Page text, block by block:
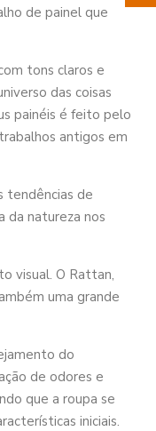
de painel que
tons claros e
das coisas
painéis é feito pelo
antigos em
tendências de
da natureza nos
visual. O Rattan,
uma grande
do
de odores e
que a roupa se
iniciais.